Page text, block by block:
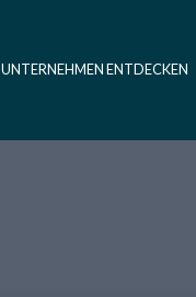
UNTERNEHMEN ENTDECKEN